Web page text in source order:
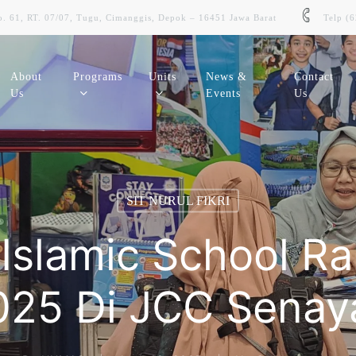
61, RT. 07/07, Tugu, Cimanggis, Depok – 16451 Jawa Barat Telp
About
Us
Programs Units
News &
Events
Contact
Us
SIMMSIT
Sistem Informasi Akademik Siswa
SMART Learning
Learning Management System (LMS)
Digilib
Perpustakaan Digital Sekolah
SDMSmart
Sistem Informasi Kepegawaian
E-Budgeting
Aplikasi Pengelolaan Keuangan
E-Asset
Sistem Manajemen Asset Sekolah
SIT NURUL FIKRI
School
Di JCC